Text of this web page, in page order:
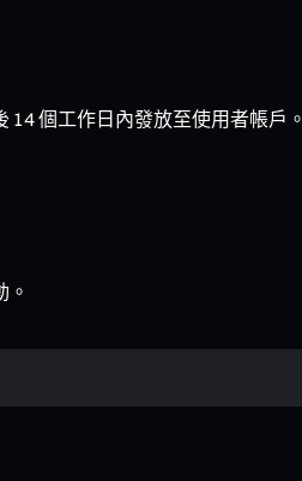
個工作日內發放至使用者帳戶。